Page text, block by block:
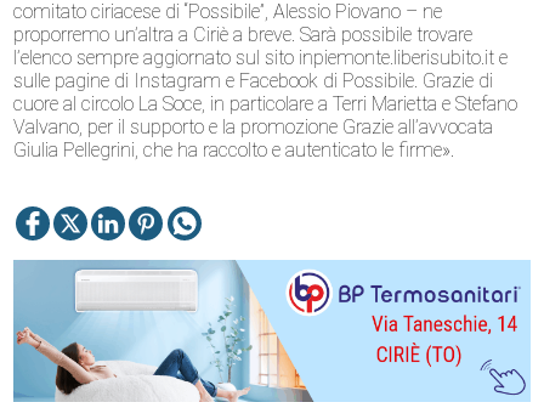
comitato ciriacese di “Possibile”, Alessio Piovano – ne
proporremo un’altra a Ciriè a breve. Sarà possibile trovare
l’elenco sempre aggiornato sul sito inpiemonte.liberisubito.it e
sulle pagine di Instagram e Facebook di Possibile. Grazie di
cuore al circolo La Soce, in particolare a Terri Marietta e Stefano
Valvano, per il supporto e la promozione Grazie all’avvocata
Giulia Pellegrini, che ha raccolto e autenticato le firme».